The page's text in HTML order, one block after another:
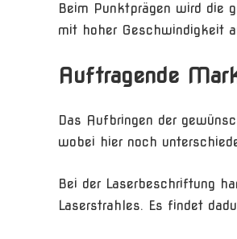
Beim Punktprägen wird die
mit hoher Geschwindigkeit
Auftragende
Das Aufbringen der
wobei hier noch
Bei der Laserbeschriftung
Laserstrahles. Es findet